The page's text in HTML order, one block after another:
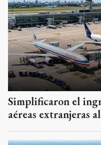
Simplificaron el
aéreas extranjeras